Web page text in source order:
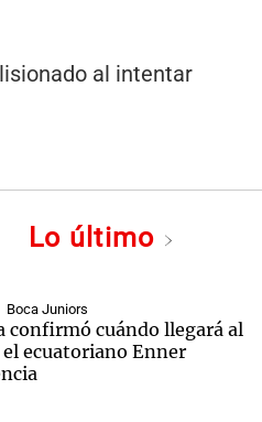
al intentar
Lo último
Boca Juniors
confirmó cuándo llegará al
el ecuatoriano Enner